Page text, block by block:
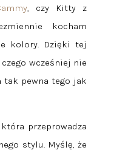
, czy Kitty z
kocham
kolory. Dzięki tej
czego wcześniej nie
tak pewna tego jak
przeprowadza
stylu. Myślę, że